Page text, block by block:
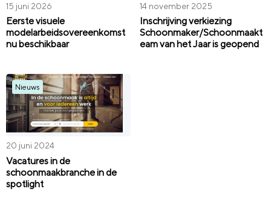
15 juni 2026
Eerste visuele
modelarbeidsovereenkomst
nu beschikbaar
14 november 2025
Inschrijving verkiezing
Schoonmaker/Schoonmaakt
eam van het Jaar is geopend
Nieuws
20 juni 2024
Vacatures in de
schoonmaakbranche in de
spotlight